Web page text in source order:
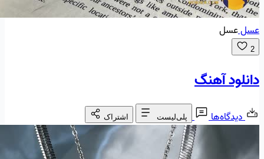
عسلعسل
2
دانلود آهنگ
دیدگاه‌ها پلی‌لیست اشتراک